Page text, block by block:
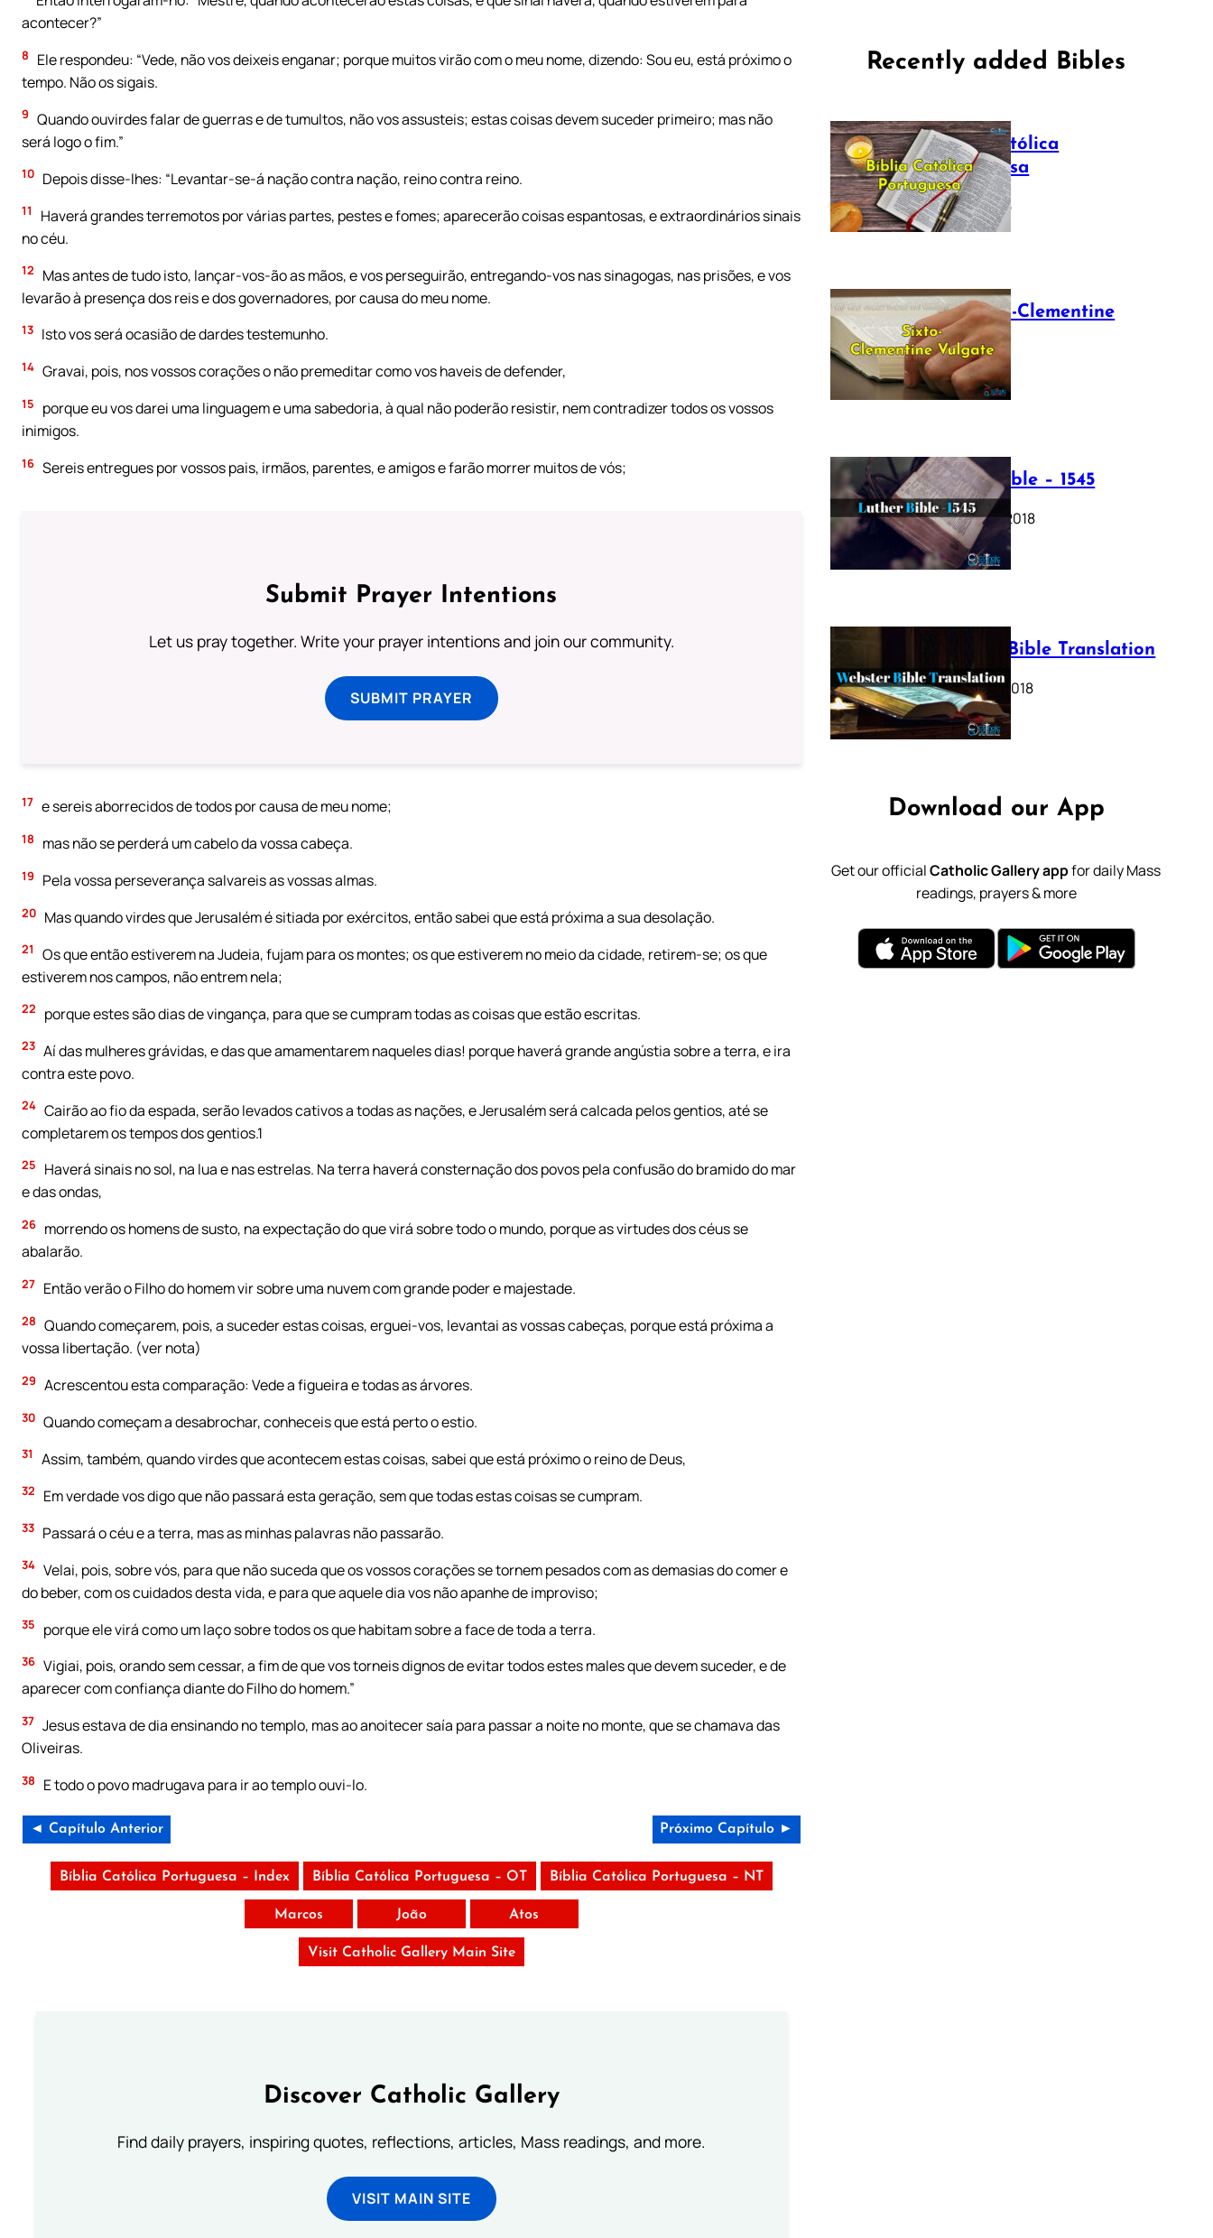
acontecer?”
8
Ele respondeu: “Vede, não vos deixeis enganar; porque muitos virão com o meu nome, dizendo: Sou eu, está próximo o
tempo. Não os sigais.
9 Quando ouvirdes falar de guerras e de tumultos, não vos assusteis; estas coisas devem suceder primeiro; mas não
será logo o fim.”
10 Depois disse-lhes: “Levantar-se-á nação contra nação, reino contra reino.
11
Haverá grandes terremotos por várias partes, pestes e fomes; aparecerão coisas espantosas, e extraordinários sinais
no céu.
12
Mas antes de tudo isto, lançar-vos-ão as mãos, e vos perseguirão, entregando-vos nas sinagogas, nas prisões, e vos
levarão à presença dos reis e dos governadores, por causa do meu nome.
13 Isto vos será ocasião de dardes testemunho.
14 Gravai, pois, nos vossos corações o não premeditar como vos haveis de defender,
15
porque eu vos darei uma linguagem e uma sabedoria, à qual não poderão resistir, nem contradizer todos os vossos
inimigos.
16 Sereis entregues por vossos pais, irmãos, parentes, e amigos e farão morrer muitos de vós;
Submit Prayer Intentions
Let us pray together. Write your prayer intentions and join our community.
SUBMIT PRAYER
17 e sereis aborrecidos de todos por causa de meu nome;
18 mas não se perderá um cabelo da vossa cabeça.
19 Pela vossa perseverança salvareis as vossas almas.
20 Mas quando virdes que Jerusalém é sitiada por exércitos, então sabei que está próxima a sua desolação.
21
Os que então estiverem na Judeia, fujam para os montes; os que estiverem no meio da cidade, retirem-se; os que
estiverem nos campos, não entrem nela;
22 porque estes são dias de vingança, para que se cumpram todas as coisas que estão escritas.
23 Aí das mulheres grávidas, e das que amamentarem naqueles dias! porque haverá grande angústia sobre a terra, e ira
contra este povo.
24 Cairão ao fio da espada, serão levados cativos a todas as nações, e Jerusalém será calcada pelos gentios, até se
completarem os tempos dos gentios.1
25
Haverá sinais no sol, na lua e nas estrelas. Na terra haverá consternação dos povos pela confusão do bramido do mar
e das ondas,
26 morrendo os homens de susto, na expectação do que virá sobre todo o mundo, porque as virtudes dos céus se
abalarão.
27 Então verão o Filho do homem vir sobre uma nuvem com grande poder e majestade.
28 Quando começarem, pois, a suceder estas coisas, erguei-vos, levantai as vossas cabeças, porque está próxima a
vossa libertação. (ver nota)
29 Acrescentou esta comparação: Vede a figueira e todas as árvores.
30 Quando começam a desabrochar, conheceis que está perto o estio.
31 Assim, também, quando virdes que acontecem estas coisas, sabei que está próximo o reino de Deus,
32 Em verdade vos digo que não passará esta geração, sem que todas estas coisas se cumpram.
33 Passará o céu e a terra, mas as minhas palavras não passarão.
34 Velai, pois, sobre vós, para que não suceda que os vossos corações se tornem pesados com as demasias do comer e
do beber, com os cuidados desta vida, e para que aquele dia vos não apanhe de improviso;
35 porque ele virá como um laço sobre todos os que habitam sobre a face de toda a terra.
36 Vigiai, pois, orando sem cessar, a fim de que vos torneis dignos de evitar todos estes males que devem suceder, e de
aparecer com confiança diante do Filho do homem.”
37 Jesus estava de dia ensinando no templo, mas ao anoitecer saía para passar a noite no monte, que se chamava das
Oliveiras.
38 E todo o povo madrugava para ir ao templo ouvi-lo.
◄ Capítulo Anterior Próximo Capítulo ►
Bíblia Católica Portuguesa – Index Bíblia Católica Portuguesa – OT Bíblia Católica Portuguesa – NT
Marcos João Atos
Visit Catholic Gallery Main Site
Discover Catholic Gallery
Find daily prayers, inspiring quotes, reflections, articles, Mass readings, and more.
VISIT MAIN SITE
Recently added Bibles
Bíblia Católica
Portuguesa
July 16, 2025
The Sixto-Clementine
Vulgate
July 12, 2025
Luther Bible – 1545
October 17, 2018
Webster Bible Translation
October 11, 2018
Download our App
Get our officialCatholic Gallery appfor daily Mass
readings, prayers & more